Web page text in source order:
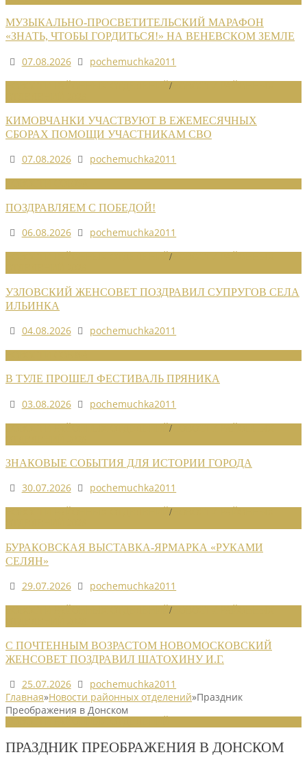
МУЗЫКАЛЬНО-ПРОСВЕТИТЕЛЬСКИЙ МАРАФОН
«ЗНАТЬ, ЧТОБЫ ГОРДИТЬСЯ!» НА ВЕНЕВСКОМ ЗЕМЛЕ
07.08.2026
pochemuchka2011
/
КИМОВЧАНКИ УЧАСТВУЮТ В ЕЖЕМЕСЯЧНЫХ
СБОРАХ ПОМОЩИ УЧАСТНИКАМ СВО
07.08.2026
pochemuchka2011
ПОЗДРАВЛЯЕМ С ПОБЕДОЙ!
06.08.2026
pochemuchka2011
/
УЗЛОВСКИЙ ЖЕНСОВЕТ ПОЗДРАВИЛ СУПРУГОВ СЕЛА
ИЛЬИНКА
04.08.2026
pochemuchka2011
В ТУЛЕ ПРОШЕЛ ФЕСТИВАЛЬ ПРЯНИКА
03.08.2026
pochemuchka2011
/
ЗНАКОВЫЕ СОБЫТИЯ ДЛЯ ИСТОРИИ ГОРОДА
30.07.2026
pochemuchka2011
/
БУРАКОВСКАЯ ВЫСТАВКА-ЯРМАРКА «РУКАМИ
СЕЛЯН»
29.07.2026
pochemuchka2011
/
С ПОЧТЕННЫМ ВОЗРАСТОМ НОВОМОСКОВСКИЙ
ЖЕНСОВЕТ ПОЗДРАВИЛ ШАТОХИНУ И.Г.
25.07.2026
pochemuchka2011
Главная»Новости районных отделений»Праздник
Преображения в Донском
ПРАЗДНИК ПРЕОБРАЖЕНИЯ В ДОНСКОМ